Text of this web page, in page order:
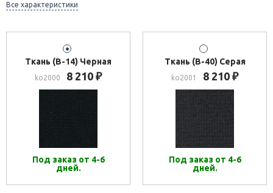
Все характеристики
Ткань (В-14) Черная
ko2000 8 210 ₽
Под заказ от 4-6
дней.
Ткань (В-40) Серая
ko2001 8 210 ₽
Под заказ от 4-6
дней.